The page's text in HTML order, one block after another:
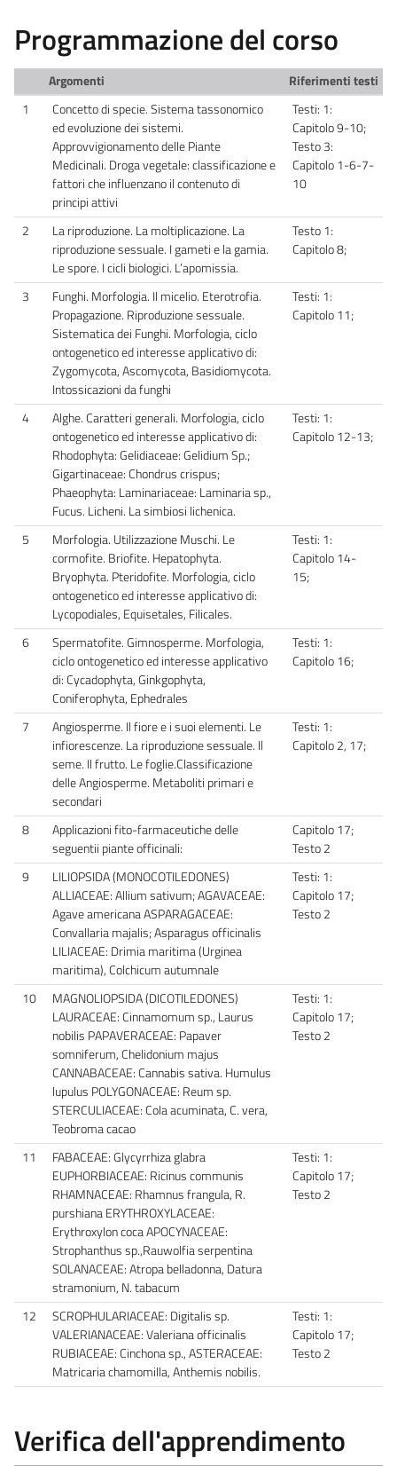
Programmazione del corso
Argomenti
Riferimenti testi
1
Concetto di specie. Sistema tassonomico
ed evoluzione dei sistemi.
Approvvigionamento delle Piante
Medicinali. Droga vegetale: classificazione e
fattori che influenzano il contenuto di
principi attivi
Testi: 1:
Capitolo 9-10;
Testo 3:
Capitolo 1-6-7-
10
2
La riproduzione. La moltiplicazione. La
riproduzione sessuale. I gameti e la gamia.
Le spore. I cicli biologici. L’apomissia.
Testo 1:
Capitolo 8;
3
Funghi. Morfologia. Il micelio. Eterotrofia.
Propagazione. Riproduzione sessuale.
Sistematica dei Funghi. Morfologia, ciclo
ontogenetico ed interesse applicativo di:
Zygomycota, Ascomycota, Basidiomycota.
Intossicazioni da funghi
Testi: 1:
Capitolo 11;
4
Alghe. Caratteri generali. Morfologia, ciclo
ontogenetico ed interesse applicativo di:
Rhodophyta: Gelidiaceae: Gelidium Sp.;
Gigartinaceae: Chondrus crispus;
Phaeophyta: Laminariaceae: Laminaria sp.,
Fucus. Licheni. La simbiosi lichenica.
Testi: 1:
Capitolo 12-13;
5
Morfologia. Utilizzazione Muschi. Le
cormofite. Briofite. Hepatophyta.
Bryophyta. Pteridofite. Morfologia, ciclo
ontogenetico ed interesse applicativo di:
Lycopodiales, Equisetales, Filicales.
Testi: 1:
Capitolo 14-
15;
6
Spermatofite. Gimnosperme. Morfologia,
ciclo ontogenetico ed interesse applicativo
di: Cycadophyta, Ginkgophyta,
Coniferophyta, Ephedrales
Testi: 1:
Capitolo 16;
7
Angiosperme. Il fiore e i suoi elementi. Le
infiorescenze. La riproduzione sessuale. Il
seme. Il frutto. Le foglie.Classificazione
delle Angiosperme. Metaboliti primari e
secondari
Testi: 1:
Capitolo 2, 17;
8
Applicazioni fito-farmaceutiche delle
seguentii piante officinali:
Capitolo 17;
Testo 2
9
LILIOPSIDA (MONOCOTILEDONES)
ALLIACEAE: Allium sativum; AGAVACEAE:
Agave americana ASPARAGACEAE:
Convallaria majalis; Asparagus officinalis
LILIACEAE: Drimia maritima (Urginea
maritima), Colchicum autumnale
Testi: 1:
Capitolo 17;
Testo 2
10
MAGNOLIOPSIDA (DICOTILEDONES)
LAURACEAE: Cinnamomum sp., Laurus
nobilis PAPAVERACEAE: Papaver
somniferum, Chelidonium majus
CANNABACEAE: Cannabis sativa. Humulus
lupulus POLYGONACEAE: Reum sp.
STERCULIACEAE: Cola acuminata, C. vera,
Teobroma cacao
Testi: 1:
Capitolo 17;
Testo 2
11
FABACEAE: Glycyrrhiza glabra
EUPHORBIACEAE: Ricinus communis
RHAMNACEAE: Rhamnus frangula, R.
purshiana ERYTHROXYLACEAE:
Erythroxylon coca APOCYNACEAE:
Strophanthus sp.,Rauwolfia serpentina
SOLANACEAE: Atropa belladonna, Datura
stramonium, N. tabacum
Testi: 1:
Capitolo 17;
Testo 2
12
SCROPHULARIACEAE: Digitalis sp.
VALERIANACEAE: Valeriana officinalis
RUBIACEAE: Cinchona sp., ASTERACEAE:
Matricaria chamomilla, Anthemis nobilis.
Testi: 1:
Capitolo 17;
Testo 2
Verifica dell'apprendimento